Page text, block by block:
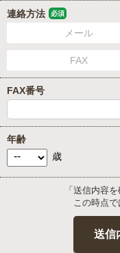
連絡方法 必須
メール
FAX
FAX番号
年齢
歳
「送信内容
この時点で
送信